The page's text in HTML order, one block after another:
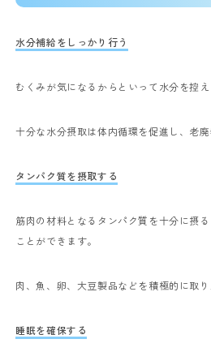
水分補給をしっかり行う
むくみが気になるからといって水分を控え
十分な水分摂取は体内循環を促進し、老廃
タンパク質を摂取する
筋肉の材料となるタンパク質を十分に摂
ことができます。
肉、魚、卵、大豆製品などを積極的に取り
睡眠を確保する